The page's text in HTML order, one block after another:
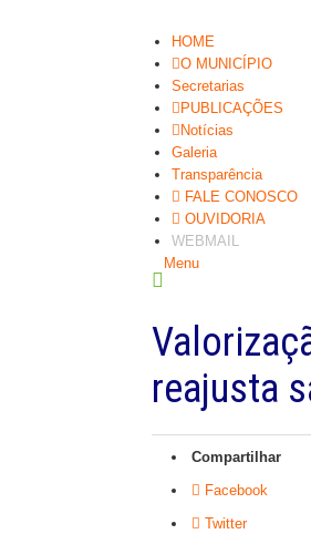
HOME
O MUNICÍPIO
Secretarias
PUBLICAÇÕES
Notícias
Galeria
Transparência
FALE CONOSCO
OUVIDORIA
WEBMAIL
Menu
reajusta
Compartilhar
Facebook
Twitter